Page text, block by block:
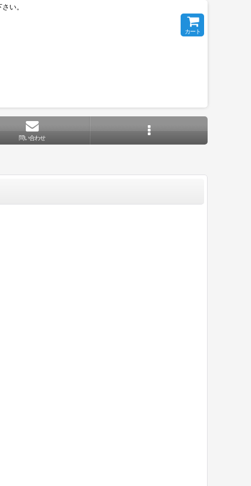
い。
カート
問い合わせ